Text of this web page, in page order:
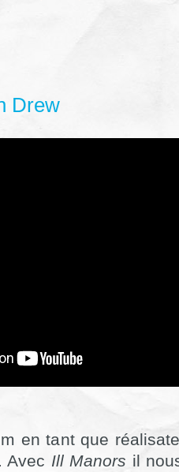
Drew
en tant que
Avec Ill Manors il